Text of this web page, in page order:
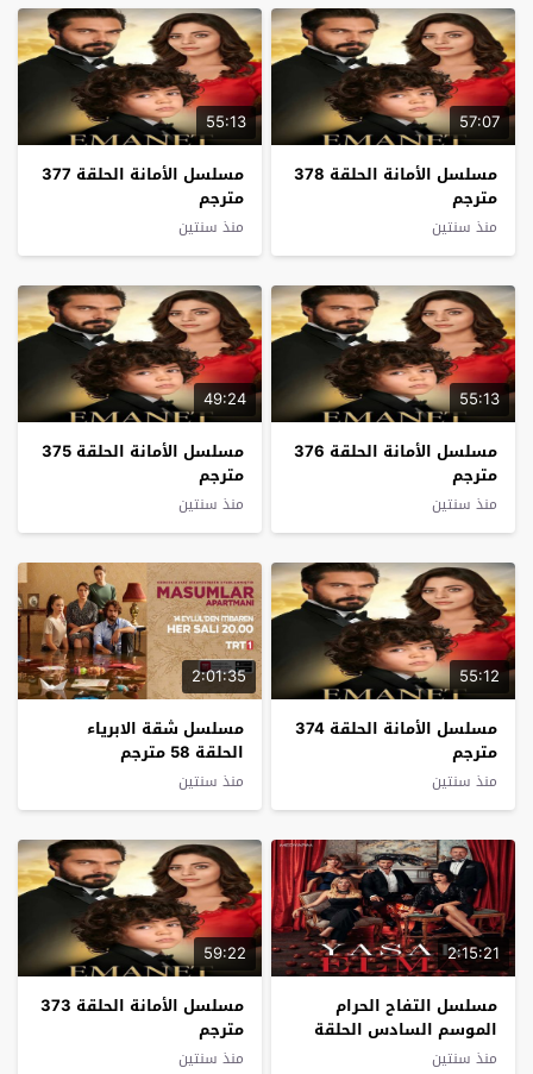
57:07
مسلسل الأمانة الحلقة 378
مترجم
منذ سنتين
55:13
مسلسل الأمانة الحلقة 377
مترجم
منذ سنتين
55:13
مسلسل الأمانة الحلقة 376
مترجم
منذ سنتين
49:24
مسلسل الأمانة الحلقة 375
مترجم
منذ سنتين
55:12
مسلسل الأمانة الحلقة 374
مترجم
منذ سنتين
2:01:35
مسلسل شقة الابرياء
الحلقة 58 مترجم
منذ سنتين
2:15:21
مسلسل التفاح الحرام
الموسم السادس الحلقة
20 مترجم
منذ سنتين
59:22
مسلسل الأمانة الحلقة 373
مترجم
منذ سنتين